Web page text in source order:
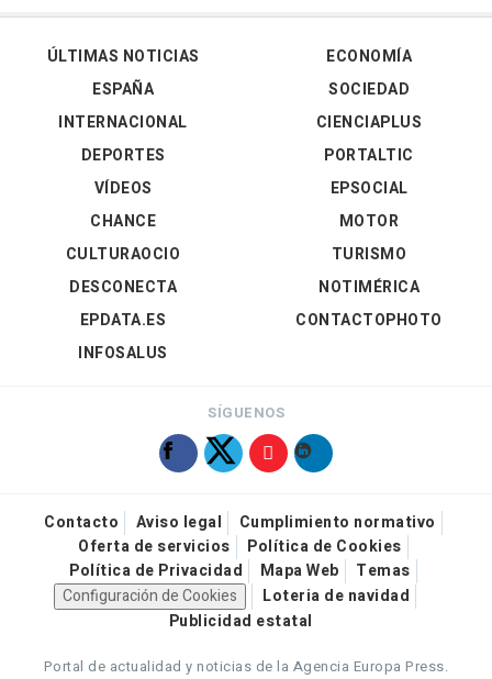
ÚLTIMAS NOTICIAS
ESPAÑA
INTERNACIONAL
DEPORTES
VÍDEOS
ECONOMÍA
SOCIEDAD
CIENCIAPLUS
PORTALTIC
EPSOCIAL
CHANCE
CULTURAOCIO
DESCONECTA
EPDATA.ES
INFOSALUS
MOTOR
TURISMO
NOTIMÉRICA
CONTACTOPHOTO
SÍGUENOS
Contacto Aviso legal
Cumplimiento normativo
Oferta de servicios
Política de Cookies
Política de Privacidad
Mapa Web
Temas
Configuración de Cookies
Loteria de navidad
Publicidad estatal
Portal de actualidad y noticias de la Agencia Europa Press.